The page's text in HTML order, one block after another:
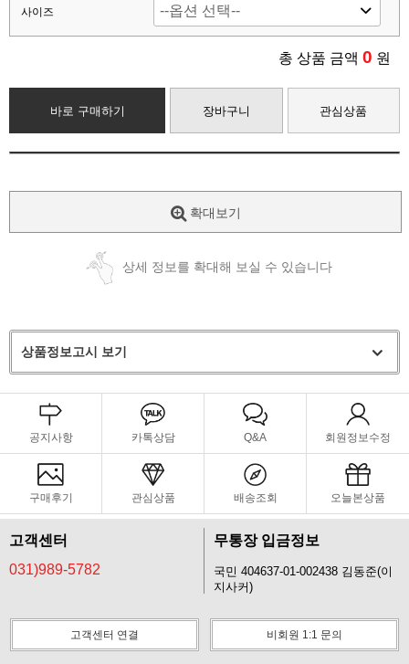
사이즈
총 상품 금액 0 원
바로 구매하기 장바구니 관심상품
확대보기
상세 정보를 확대해 보실 수 있습니다
상품정보고시 보기
공지사항 카톡상담 Q&A 회원정보수정
구매후기 관심상품 배송조회 오늘본상품
고객센터
031)989-5782
무통장 입금정보
국민 404637-01-002438 김동준(이
지사커)
고객센터 연결 비회원 1:1 문의